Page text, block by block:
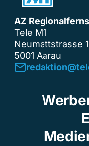
AZ
Tele M1
Neumattstrasse 1
5001 Aarau